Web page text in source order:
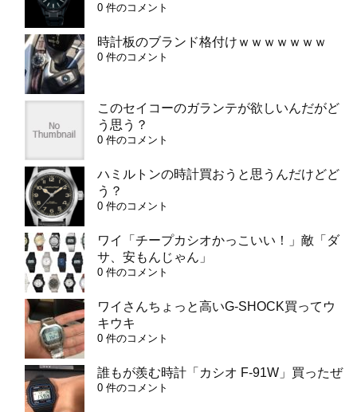
0 件のコメント
時計板のブランド格付けｗｗｗｗｗｗｗ
0 件のコメント
このセイコーのガランテが欲しいんだがど
う思う？
0 件のコメント
ハミルトンの時計買おうと思うんだけどど
う？
0 件のコメント
ワイ「チープカシオかっこいい！」敵「ダ
サ、安もんじゃん」
0 件のコメント
ワイさんちょっと高いG-SHOCK買ってウ
キウキ
0 件のコメント
誰もが羨む時計「カシオ F-91W」買ったぜ
0 件のコメント